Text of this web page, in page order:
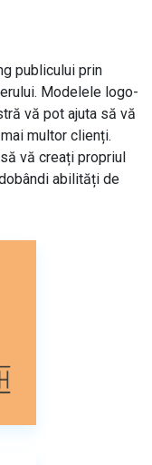
publicului prin
Modelele logo-
vă pot ajuta să vă
multor clienți.
vă creați propriul
abilități de